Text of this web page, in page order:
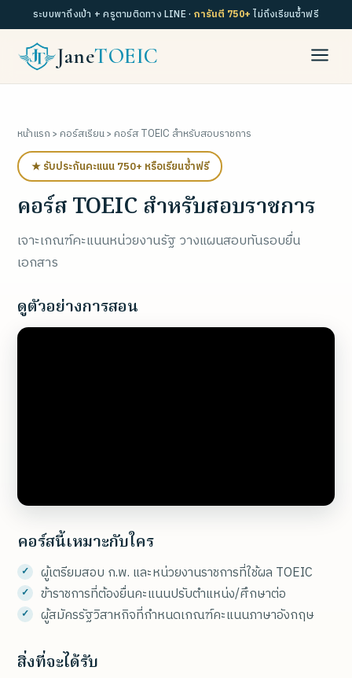
ระบบพาถึงเป้า + ครูตามติดทาง LINE · การันตี 750+ ไม่ถึงเรียนซ้ำฟรี
JaneTOEIC
หน้าแรก › คอร์สเรียน› คอร์ส TOEIC สำหรับสอบราชการ
★ รับประกันคะแนน 750+ หรือเรียนซ้ำฟรี
คอร์ส TOEIC สำหรับสอบราชการ
เจาะเกณฑ์คะแนนหน่วยงานรัฐ วางแผนสอบทันรอบยื่น
เอกสาร
ดูตัวอย่างการสอน
คอร์สนี้เหมาะกับใคร
ผู้เตรียมสอบ ก.พ. และหน่วยงานราชการที่ใช้ผล TOEIC
ข้าราชการที่ต้องยื่นคะแนนปรับตำแหน่ง/ศึกษาต่อ
ผู้สมัครรัฐวิสาหกิจที่กำหนดเกณฑ์คะแนนภาษาอังกฤษ
สิ่งที่จะได้รับ